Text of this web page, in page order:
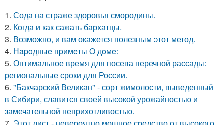
1. Сода на страже здоровья смородины.
2. Когда и как сажать бархатцы.
3. Возможно, и вам окажется полезным этот метод.
4. Нapoдныe пpимeты O дoмe:
5. Оптимальное время для посева перечной рассады:
региональные сроки для России.
6. "Бакчарский Великан" - сорт жимолости, выведенный
в Сибири, славится своей высокой урожайностью и
замечательной неприхотливостью.
7. Этот лист - невероятно мощное средство от высокого